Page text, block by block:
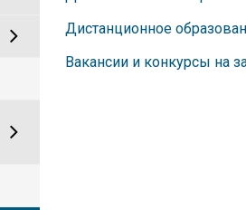
Дистанционное
Вакансии и конкурсы на